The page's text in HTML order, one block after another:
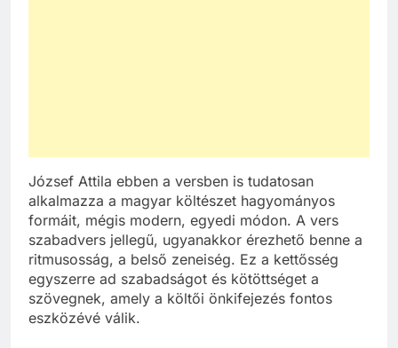
József Attila ebben a versben is tudatosan
alkalmazza a magyar költészet hagyományos
formáit, mégis modern, egyedi módon. A vers
szabadvers jellegű, ugyanakkor érezhető benne a
ritmusosság, a belső zeneiség. Ez a kettősség
egyszerre ad szabadságot és kötöttséget a
szövegnek, amely a költői önkifejezés fontos
eszközévé válik.